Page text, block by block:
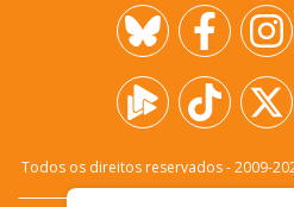
Todos os direitos reservados - 2009-